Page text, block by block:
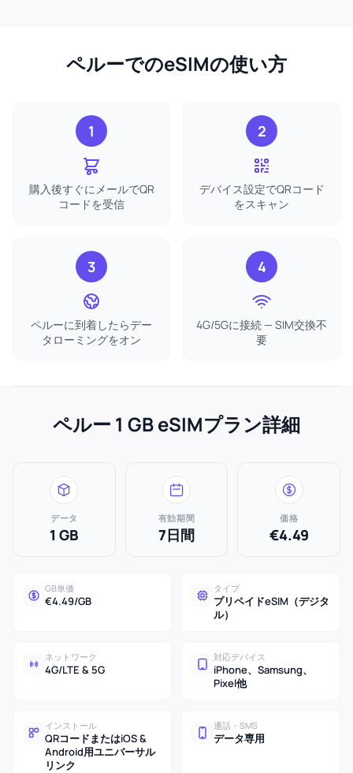
ペルーでのeSIMの使い方
1
購入後すぐにメールでQR
コードを受信
2
デバイス設定でQRコード
をスキャン
3
ペルーに到着したらデー
タローミングをオン
4
4G/5Gに接続 — SIM交換不
要
ペルー 1 GB eSIMプラン詳細
データ
1 GB
有効期間
7日間
価格
€4.49
GB単価
€4.49/GB
タイプ
プリペイドeSIM（デジタ
ル）
ネットワーク
4G/LTE & 5G
対応デバイス
iPhone、Samsung、
Pixel他
インストール
QRコードまたはiOS &
Android用ユニバーサル
リンク
通話・SMS
データ専用